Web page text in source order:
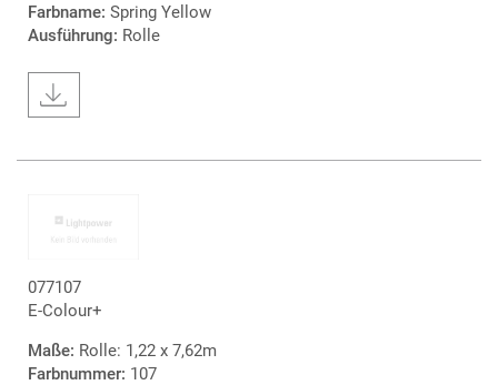
Farbname: Spring Yellow
Ausführung: Rolle
077107
E-Colour+
Maße: Rolle: 1,22 x 7,62m
Farbnummer: 107